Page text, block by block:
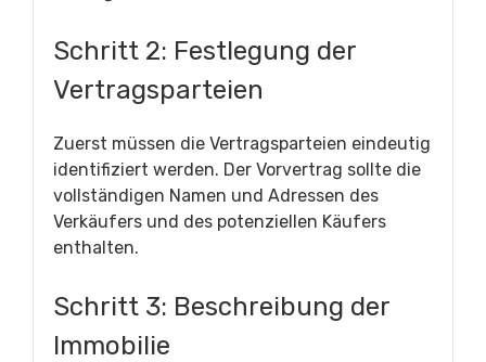
Schritt 2: Festlegung der
Vertragsparteien
Zuerst müssen die Vertragsparteien eindeutig
identifiziert werden. Der Vorvertrag sollte die
vollständigen Namen und Adressen des
Verkäufers und des potenziellen Käufers
enthalten.
Schritt 3: Beschreibung der
Immobilie